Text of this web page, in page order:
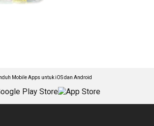
Mobile Apps untuk iOS dan Android